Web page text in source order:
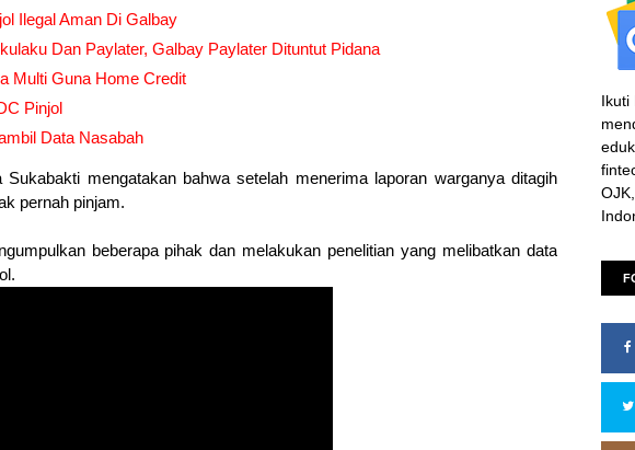
Ilegal Aman Di Galbay
Dan Paylater, Galbay Paylater Dituntut Pidana
Multi Guna Home Credit
Pinjol
Data Nasabah
mengatakan bahwa setelah menerima laporan warganya ditagih
pernah pinjam.
beberapa pihak dan melakukan penelitian yang melibatkan data
Ikuti